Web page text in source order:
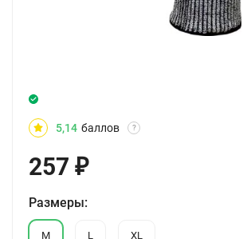
5,14 баллов ?
257 ₽
Размеры:
M L XL